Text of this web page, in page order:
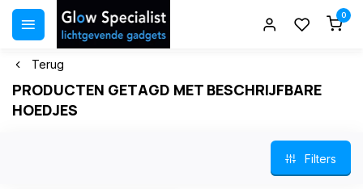
0
Terug
PRODUCTEN GETAGD MET BESCHRIJFBARE
HOEDJES
Filters